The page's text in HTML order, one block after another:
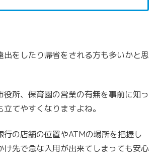
出をしたり帰省をされる方も多いかと思
役所、保育園の営業の有無を事前に知っ
てやすくなりますよね。
行の店舗の位置やATMの場所を把握し
け先で急な入用が出来てしまっても安心